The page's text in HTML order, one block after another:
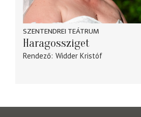
SZENTENDREI TEÁTRUM
Haragossziget
Rendező Widder Kristóf